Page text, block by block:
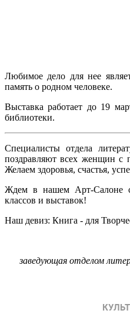
Любимое дело для нее
память о родном человеке.
Выставка работает до 19
библиотеки.
Специалисты отдела
поздравляют всех женщин с
Желаем здоровья, счастья,
Ждем в нашем Арт-Салоне
классов и выставок!
Наш девиз: Книга - для
заведующая отделом